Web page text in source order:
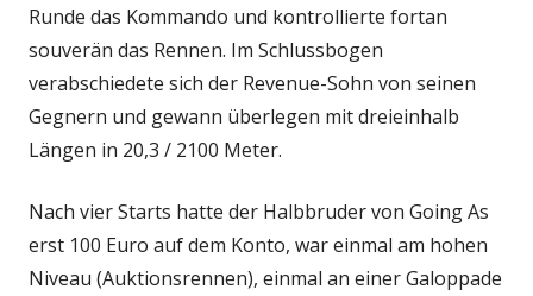
Runde das Kommando und kontrollierte fortan
souverän das Rennen. Im Schlussbogen
verabschiedete sich der Revenue-Sohn von seinen
Gegnern und gewann überlegen mit dreieinhalb
Längen in 20,3 / 2100 Meter.
Nach vier Starts hatte der Halbbruder von Going As
erst 100 Euro auf dem Konto, war einmal am hohen
Niveau (Auktionsrennen), einmal an einer Galoppade